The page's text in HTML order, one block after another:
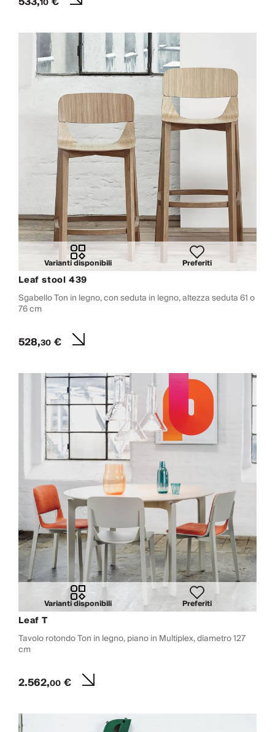
Varianti disponibili Preferiti
Leaf stool 439
Sgabello Ton in legno, con seduta in legno, altezza seduta 61 o
76 cm
528,30€
Varianti disponibili Preferiti
Leaf T
Tavolo rotondo Ton in legno, piano in Multiplex, diametro 127
cm
2.562,00€